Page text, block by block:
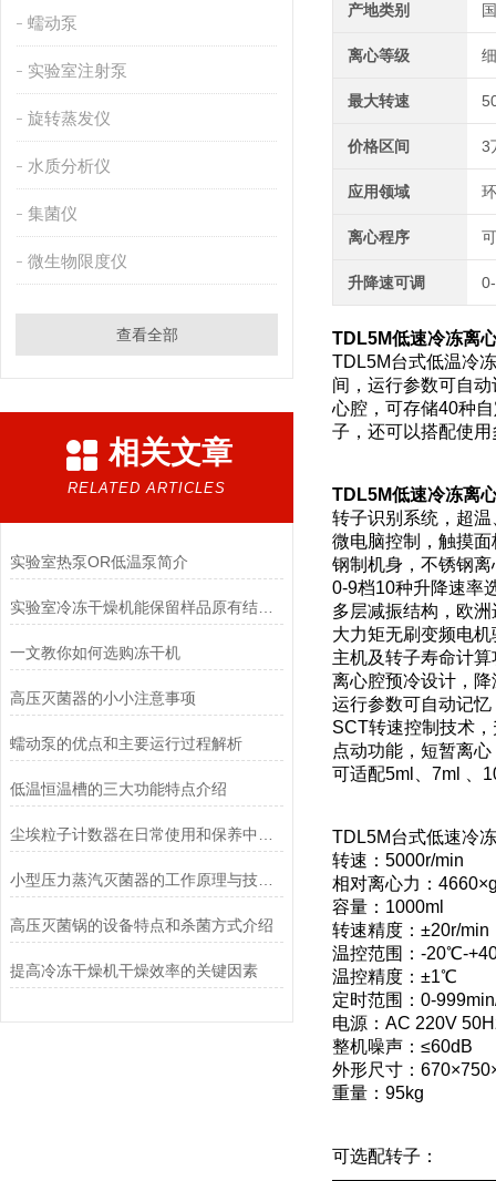
蠕动泵
实验室注射泵
旋转蒸发仪
水质分析仪
集菌仪
微生物限度仪
查看全部
相关文章
RELATED ARTICLES
实验室热泵OR低温泵简介
实验室冷冻干燥机能保留样品原有结构和活性
一文教你如何选购冻干机
高压灭菌器的小小注意事项
蠕动泵的优点和主要运行过程解析
低温恒温槽的三大功能特点介绍
小型压力蒸汽灭菌器的工作原理与技术优势概述
高压灭菌锅的设备特点和杀菌方式介绍
提高冷冻干燥机干燥效率的关键因素
产地类别
离心等级
最大转速
价格区间 3
应用领域
离心程序
升降速可调
TDL5M低速冷冻离
TDL5M台式低温冷
间，运行参数可自
心腔，可存储40种
子，还可以搭配使
TDL5M低速冷冻离
转子识别系统，超
微电脑控制，触摸
钢制机身，不锈钢
0-9档10种升降速率
多层减振结构，欧
大力矩无刷变频电
主机及转子寿命计
离心腔预冷设计，降
运行参数可自动记
SCT转速控制技术
点动功能，短暂离
可适配5ml、7ml 、
TDL5M台式低速冷
转速：5000r/min
相对离心力：
容量：1000ml
转速精度：±20r/min
温控范围：-20℃-
温控精度：±1℃
定时范围：0-
电源：AC 220V
整机噪声：≤60dB
外形尺寸：
重量：95kg
可选配转子：